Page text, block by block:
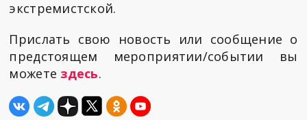
экстремистской.
Прислать свою новость или сообщение о
предстоящем мероприятии/событии вы
можете здесь.